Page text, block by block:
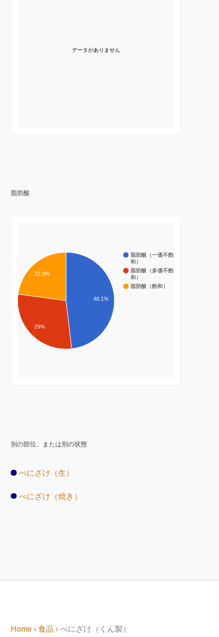
データがありません
脂肪酸
脂肪酸（一価不飽
和）
脂肪酸（多価不飽
和）
脂肪酸（飽和）
48.1%
22.9%
29%
別の部位、または別の状態
べにざけ（生）
べにざけ（焼き）
Home ›食品 › べにざけ（くん製）